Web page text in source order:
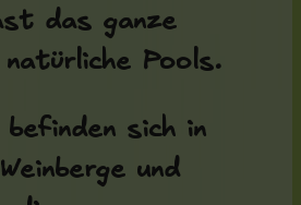
das ganze
Pools.
befinden sich in
und